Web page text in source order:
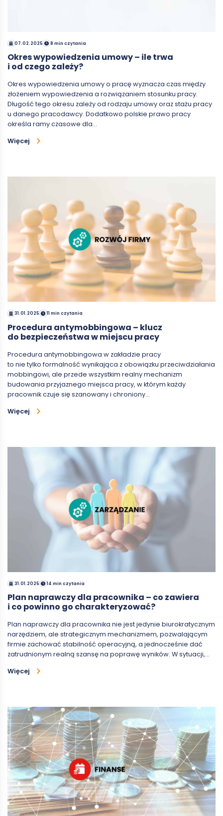
07.02.2025 8 min czytania
Okres wypowiedzenia umowy – ile trwa
i od czego zależy?
Okres wypowiedzenia umowy o pracę wyznacza czas między
złożeniem wypowiedzenia a rozwiązaniem stosunku pracy.
Długość tego okresu zależy od rodzaju umowy oraz stażu pracy
u danego pracodawcy. Dodatkowo polskie prawo pracy
określa ramy czasowe dla…
Więcej
31.01.2025 11 min czytania
Procedura antymobbingowa – klucz
do bezpieczeństwa w miejscu pracy
Procedura antymobbingowa w zakładzie pracy
to nie tylko formalność wynikająca z obowiązku przeciwdziałania
mobbingowi, ale przede wszystkim realny mechanizm
budowania przyjaznego miejsca pracy, w którym każdy
pracownik czuje się szanowany i chroniony…
Więcej
31.01.2025 14 min czytania
Plan naprawczy dla pracownika – co zawiera
i co powinno go charakteryzować?
Plan naprawczy dla pracownika nie jest jedynie biurokratycznym
narzędziem, ale strategicznym mechanizmem, pozwalającym
firmie zachować stabilność operacyjną, a jednocześnie dać
zatrudnionym realną szansę na poprawę wyników. W sytuacji,…
Więcej